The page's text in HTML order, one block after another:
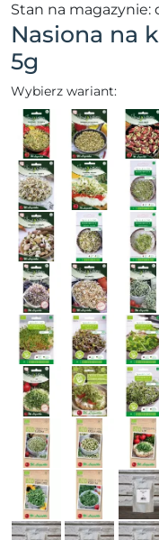
Stan na magazynie:
Nasiona na
5g
Wybierz wariant: